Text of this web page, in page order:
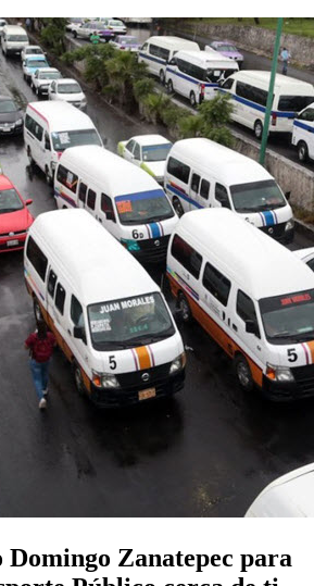
Domingo Zanatepec para